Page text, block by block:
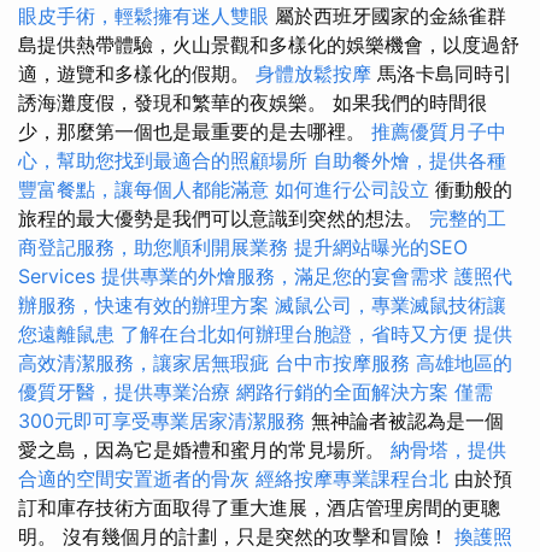
眼皮手術，輕鬆擁有迷人雙眼 屬於西班牙國家的金絲雀群
島提供熱帶體驗，火山景觀和多樣化的娛樂機會，以度過舒
適，遊覽和多樣化的假期。 身體放鬆按摩 馬洛卡島同時引
誘海灘度假，發現和繁華的夜娛樂。 如果我們的時間很
少，那麼第一個也是最重要的是去哪裡。 推薦優質月子中
心，幫助您找到最適合的照顧場所 自助餐外燴，提供各種
豐富餐點，讓每個人都能滿意 如何進行公司設立 衝動般的
旅程的最大優勢是我們可以意識到突然的想法。 完整的工
商登記服務，助您順利開展業務 提升網站曝光的SEO
Services 提供專業的外燴服務，滿足您的宴會需求 護照代
辦服務，快速有效的辦理方案 滅鼠公司，專業滅鼠技術讓
您遠離鼠患 了解在台北如何辦理台胞證，省時又方便 提供
高效清潔服務，讓家居無瑕疵 台中市按摩服務 高雄地區的
優質牙醫，提供專業治療 網路行銷的全面解決方案 僅需
300元即可享受專業居家清潔服務 無神論者被認為是一個
愛之島，因為它是婚禮和蜜月的常見場所。 納骨塔，提供
合適的空間安置逝者的骨灰 經絡按摩專業課程台北 由於預
訂和庫存技術方面取得了重大進展，酒店管理房間的更聰
明。 沒有幾個月的計劃，只是突然的攻擊和冒險！ 換護照